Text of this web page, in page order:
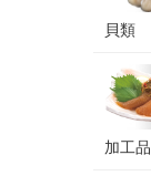
貝類
加工品